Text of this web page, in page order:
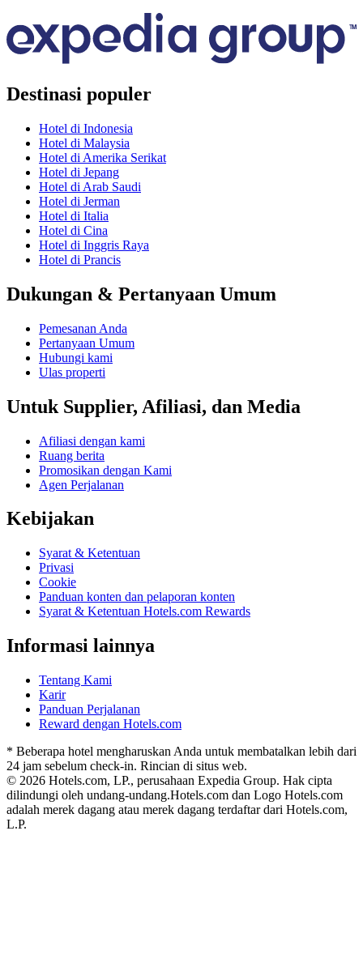
Destinasi populer
Hotel di Indonesia
Hotel di Malaysia
Hotel di Amerika Serikat
Hotel di Jepang
Hotel di Arab Saudi
Hotel di Jerman
Hotel di Italia
Hotel di Cina
Hotel di Inggris Raya
Hotel di Prancis
Dukungan & Pertanyaan Umum
Pemesanan Anda
Pertanyaan Umum
Hubungi kami
Ulas properti
Untuk Supplier, Afiliasi, dan Media
Afiliasi dengan kami
Ruang berita
Promosikan dengan Kami
Agen Perjalanan
Kebijakan
Syarat & Ketentuan
Privasi
Cookie
Panduan konten dan pelaporan konten
Syarat & Ketentuan Hotels.com Rewards
Informasi lainnya
Tentang Kami
Karir
Panduan Perjalanan
Reward dengan Hotels.com
* Beberapa hotel mengharuskan Anda untuk membatalkan lebih dari
24 jam sebelum check-in. Rincian di situs web.
© 2026 Hotels.com, LP., perusahaan Expedia Group. Hak cipta
dilindungi oleh undang-undang.Hotels.com dan Logo Hotels.com
adalah merek dagang atau merek dagang terdaftar dari Hotels.com,
L.P.